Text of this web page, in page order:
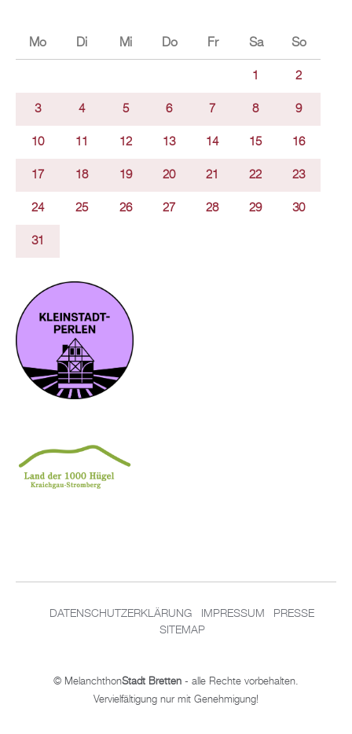
Mo Di Mi Do Fr Sa So
1 2
3 4 5 6 7 8 9
10 11 12 13 14 15 16
17 18 19 20 21 22 23
24 25 26 27 28 29 30
31
DATENSCHUTZERKLÄRUNG IMPRESSUM
PRESSE
SITEMAP
© MelanchthonStadt Bretten - alle Rechte vorbehalten.
Vervielfältigung nur mit Genehmigung!